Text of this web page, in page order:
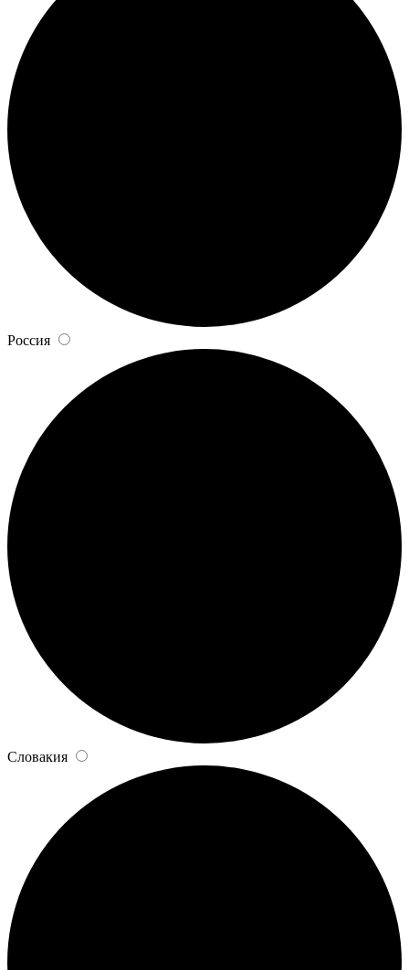
Россия
Словакия